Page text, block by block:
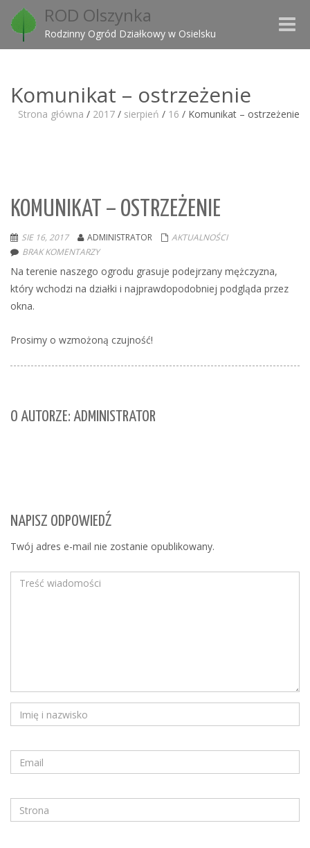
ROD Olszynka
Rodzinny Ogród Działkowy w Osielsku
Toggle
Komunikat – ostrzeżenie
Strona główna / 2017 / sierpień / 16 / Komunikat – ostrzeżenie
KOMUNIKAT – OSTRZEŻENIE
SIE 16, 2017 ADMINISTRATOR
AKTUALNOŚCI
BRAK KOMENTARZY
Na terenie naszego ogrodu grasuje podejrzany mężczyzna,
który wchodzi na działki i najprawdopodobniej podgląda przez
okna.
Prosimy o wzmożoną czujność!
O AUTORZE: ADMINISTRATOR
NAPISZ ODPOWIEDŹ
Twój adres e-mail nie zostanie opublikowany.